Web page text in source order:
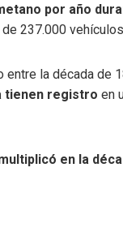
por año
237.000
la década de
tienen registro en
en la